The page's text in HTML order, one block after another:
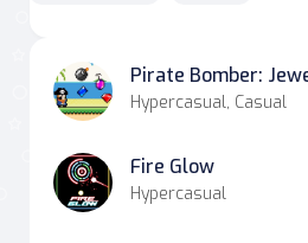
Pirate Bomber:
Hypercasual, Casual
Fire Glow
Hypercasual